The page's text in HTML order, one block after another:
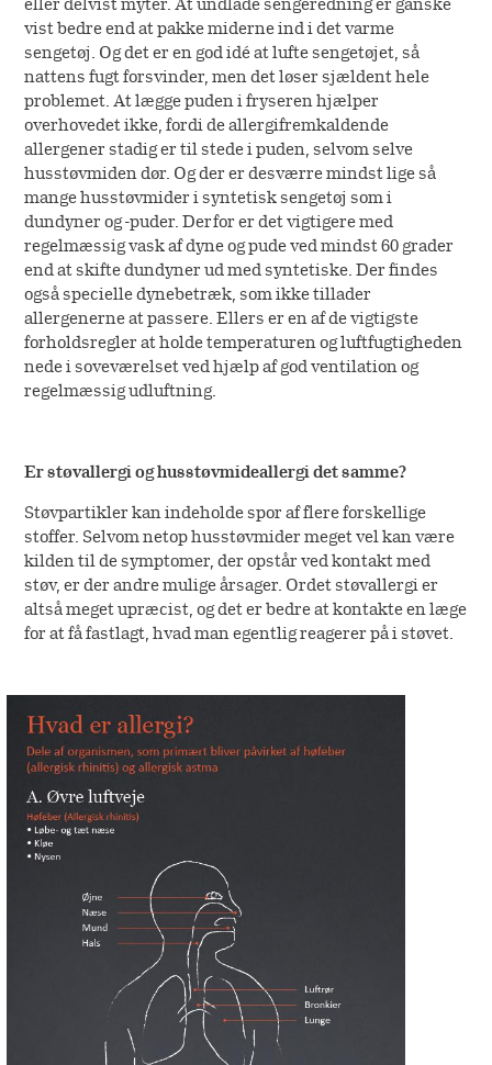
vist bedre end at pakke miderne ind i det varme
sengetøj. Og det er en god idé at lufte sengetøjet, så
nattens fugt forsvinder, men det løser sjældent hele
problemet. At lægge puden i fryseren hjælper
overhovedet ikke, fordi de allergifremkaldende
allergener stadig er til stede i puden, selvom selve
husstøvmiden dør. Og der er desværre mindst lige så
mange husstøvmider i syntetisk sengetøj som i
dundyner og -puder. Derfor er det vigtigere med
regelmæssig vask af dyne og pude ved mindst 60 grader
end at skifte dundyner ud med syntetiske. Der findes
også specielle dynebetræk, som ikke tillader
allergenerne at passere. Ellers er en af de vigtigste
forholdsregler at holde temperaturen og luftfugtigheden
nede i soveværelset ved hjælp af god ventilation og
regelmæssig udluftning.
Er støvallergi og husstøvmideallergi det samme?
Støvpartikler kan indeholde spor af flere forskellige
stoffer. Selvom netop husstøvmider meget vel kan være
kilden til de symptomer, der opstår ved kontakt med
støv, er der andre mulige årsager. Ordet støvallergi er
altså meget upræcist, og det er bedre at kontakte en læge
for at få fastlagt, hvad man egentlig reagerer på i støvet.